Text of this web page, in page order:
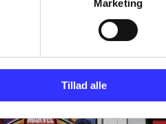
Marketing
Tillad alle